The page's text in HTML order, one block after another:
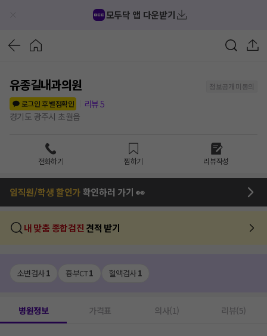
모두닥 앱 다운받기
유종길내과의원
정보공개 미동의
로그인 후 별점확인
리뷰5
경기도 광주시 초월읍
전화하기 찜하기 리뷰작성
임직원/학생 할인가확인하러 가기 👀
내 맞춤 종합검진 견적 받기
소변검사1 흉부CT1 혈액검사1
병원정보 가격표 의사(1) 리뷰(5)